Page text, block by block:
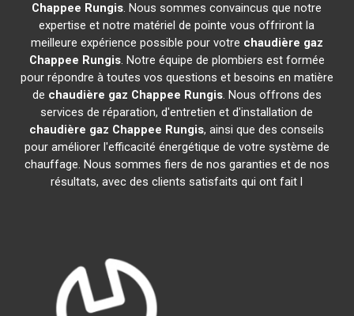
Chappee Rungis. Nous sommes convaincus que notre
expertise et notre matériel de pointe vous offriront la
meilleure expérience possible pour votre chaudière gaz
Chappee Rungis. Notre équipe de plombiers est formée
pour répondre à toutes vos questions et besoins en matière
de chaudière gaz Chappee Rungis. Nous offrons des
services de réparation, d'entretien et d'installation de
chaudière gaz Chappee Rungis, ainsi que des conseils
pour améliorer l'efficacité énergétique de votre système de
chauffage. Nous sommes fiers de nos garanties et de nos
résultats, avec des clients satisfaits qui ont fait l